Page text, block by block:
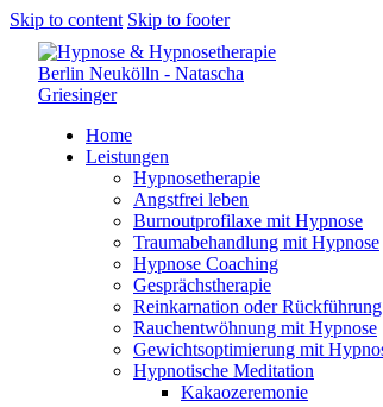
Skip to content Skip to footer
Home
Leistungen
Hypnosetherapie
Angstfrei leben
Burnoutprofilaxe mit Hypnose
Traumabehandlung mit Hypnose
Hypnose Coaching
Gesprächstherapie
Reinkarnation oder
Rauchentwöhnung mit Hypnose
Gewichtsoptimierung mit
Hypnotische Meditation
Kakaozeremonie